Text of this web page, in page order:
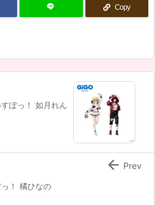
Copy
ぽっ！ 如月れん
！ 橘ひなの
 Prev